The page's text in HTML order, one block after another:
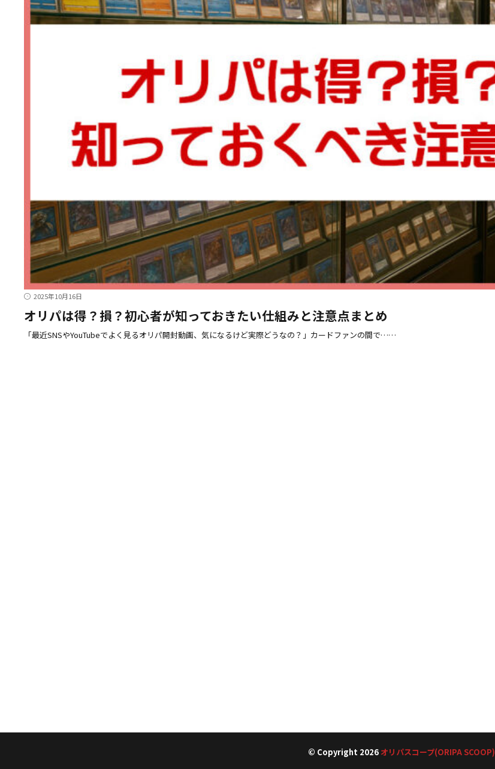
2025年10月16日
オリパは得？損？初心者が知っておきたい仕組みと注意点まとめ
「最近SNSやYouTubeでよく見るオリパ開封動画、気になるけど実際どうなの？」カードファンの間で……
© Copyright 2026 オリパスコープ(ORIPA SCOOP)